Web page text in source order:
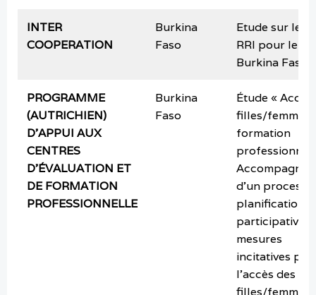
INTER
COOPERATION
Burkina
Faso
Etude sur les
RRI pour le
Burkina Faso
PROGRAMME
(AUTRICHIEN)
D’APPUI AUX
CENTRES
D’ÉVALUATION ET
DE FORMATION
PROFESSIONNELLE
Burkina
Faso
Étude « Accès
filles/femmes
formation
d’un
planification,
participative
mesures
incitatives
l’accès des
filles/femmes